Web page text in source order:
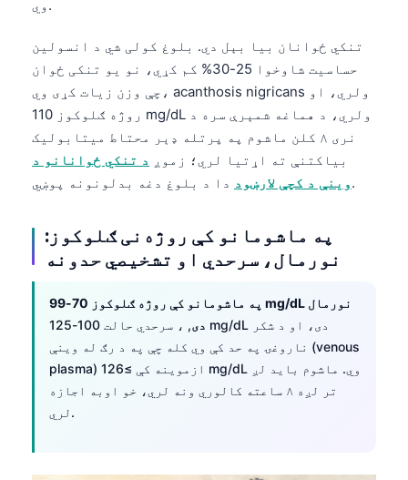
وي.
تنکي ځوانان بیا بېل دي. بلوغ کولی شي د انسولین
حساسیت شاوخوا 25-30% کم کړي، نو یو تنکی ځوان
چې وزن زیات کړی وي، acanthosis nigricans ولري، او
روژه ګلوکوز 110 mg/dL ولري، د هماغه شمېرې سره د
نری ۸ کلن ماشوم په پرتله ډېر محتاط میتابولیک
بیاکتنې ته اړتیا لري؛ زموږ د تنکي ځوانانو د
وینې د کچې لارښوددا د بلوغ دغه بدلونونه پوښي.
په ماشومانو کې روژه‌نی ګلوکوز:
نورمال، سرحدي او تشخیصي حدونه
په ماشومانو کې روژه ګلوکوز 70-99 mg/dL نورمال
دی
, ، سرحدي حالت 100-125 mg/dL دی، او د شکر
ناروغۍ په حد کې وي کله چې په د رګ له وینې (venous
plasma) ازموینه کې ≥126 mg/dL وي. ماشوم باید لږ
تر لږه ۸ ساعته کالوري ونه لري، خو اوبه اجازه
لري.